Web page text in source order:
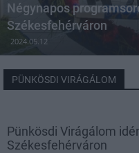
Négynapos
Székesfehérváron
2024.05.12
PÜNKÖSDI VIRÁGÁLOM
Pünkösdi Virágálom
Székesfehérváron